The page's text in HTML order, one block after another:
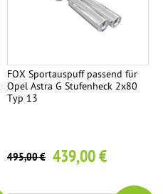
FOX Sportauspuff passend für
Opel Astra G Stufenheck 2x80
Typ 13
495,00 € 439,00 €